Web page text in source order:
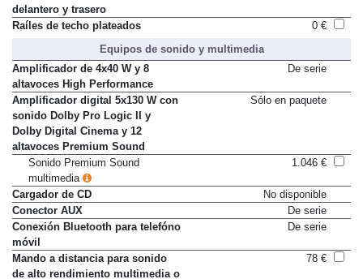
Portavasos en apoyabrazos
delantero y trasero
Equipos de sonido y multimedia
Amplificador de 4x40 W y 8
altavoces High Performance
Amplificador digital 5x130 W con
sonido Dolby Pro Logic II y
Dolby Digital Cinema y 12
altavoces Premium Sound
Sonido Premium Sound
multimedia
Cargador de CD
No disponible
Conector AUX
De serie
Conexión Bluetooth para telefóno
móvil
Mando a distancia para sonido